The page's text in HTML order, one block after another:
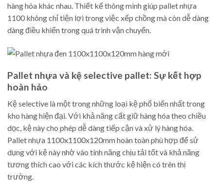
hàng hóa khác nhau. Thiết kế thông minh giúp pallet nhựa
1100 không chỉ tiện lợi trong việc xếp chồng mà còn dễ dàng
dàng điều khiển trong quá trình vận chuyển.
Pallet nhựa và kệ selective pallet: Sự kết hợp
hoàn hảo
Kệ selective là một trong những loại kệ phổ biến nhất trong
kho hàng hiện đại. Với khả năng cất giữ hàng hóa theo chiều
dọc, kệ này cho phép dễ dàng tiếp cận và xử lý hàng hóa.
Pallet nhựa 1100x1100x120mm hoàn toàn phù hợp để sử
dụng với kệ này nhờ vào tính năng chịu tải tốt và khả năng
tương thích cao với các kích thước kệ hiện có trên thị
trường.